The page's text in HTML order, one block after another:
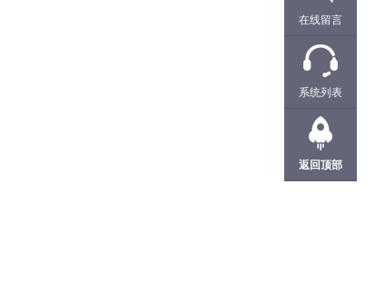
在线留言
系统列表
返回顶部